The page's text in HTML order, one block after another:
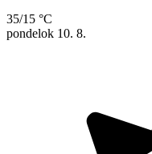
35/15 °C
pondelok 10. 8.